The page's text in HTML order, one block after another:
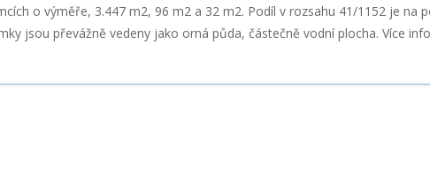
o výměře, 3.447 m2, 96 m2 a 32 m2. Podíl v rozsahu 41/1152 je na
jsou převážně vedeny jako orná půda, částečně vodní plocha. Více